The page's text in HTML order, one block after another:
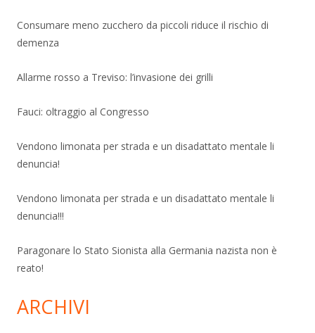
Consumare meno zucchero da piccoli riduce il rischio di
demenza
Allarme rosso a Treviso: l’invasione dei grilli
Fauci: oltraggio al Congresso
Vendono limonata per strada e un disadattato mentale li
denuncia!
Vendono limonata per strada e un disadattato mentale li
denuncia!!!
Paragonare lo Stato Sionista alla Germania nazista non è
reato!
ARCHIVI